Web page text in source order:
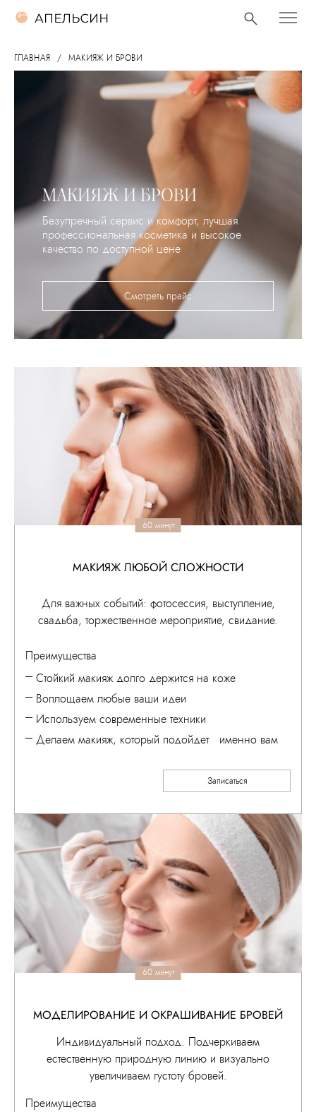
ГЛАВНАЯ МАКИЯЖ И БРОВИ
МАКИЯЖ И БРОВИ
Безупречный сервис и комфорт, лучшая
профессиональная косметика и высокое
качество по доступной цене
Смотреть прайс
60 минут
МАКИЯЖ ЛЮБОЙ СЛОЖНОСТИ
Для важных событий: фотосессия, выступление,
свадьба, торжественное мероприятие, свидание.
Преимущества
Стойкий макияж долго держится на коже
Воплощаем любые ваши идеи
Используем современные техники
Делаем макияж, который подойдет именно вам
Записаться
60 минут
МОДЕЛИРОВАНИЕ И ОКРАШИВАНИЕ БРОВЕЙ
Индивидуальный подход. Подчеркиваем
естественную природную линию и визуально
увеличиваем густоту бровей.
Преимущества